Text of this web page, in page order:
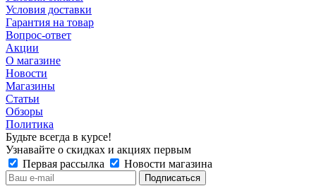
Условия доставки
Гарантия на товар
Вопрос-ответ
Акции
О магазине
Новости
Магазины
Статьи
Обзоры
Политика
Будьте всегда в курсе!
Узнавайте о скидках и акциях первым
Первая рассылка
Новости магазина